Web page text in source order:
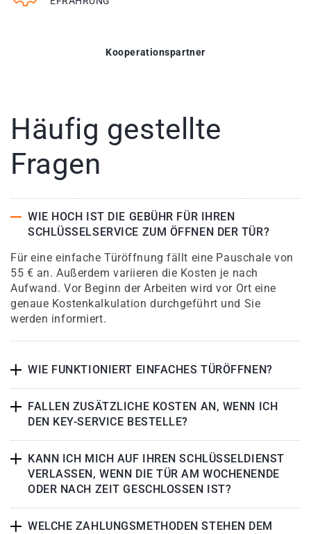
Kooperationspartner
Häufig gestellte
Fragen
WIE HOCH IST DIE GEBÜHR FÜR IHREN
SCHLÜSSELSERVICE ZUM ÖFFNEN DER TÜR?
Für eine einfache Türöffnung fällt eine Pauschale von
55 € an. Außerdem variieren die Kosten je nach
Aufwand. Vor Beginn der Arbeiten wird vor Ort eine
genaue Kostenkalkulation durchgeführt und Sie
werden informiert.
WIE FUNKTIONIERT EINFACHES TÜRÖFFNEN?
FALLEN ZUSÄTZLICHE KOSTEN AN, WENN ICH
DEN KEY-SERVICE BESTELLE?
KANN ICH MICH AUF IHREN SCHLÜSSELDIENST
VERLASSEN, WENN DIE TÜR AM WOCHENENDE
ODER NACH ZEIT GESCHLOSSEN IST?
WELCHE ZAHLUNGSMETHODEN STEHEN DEM